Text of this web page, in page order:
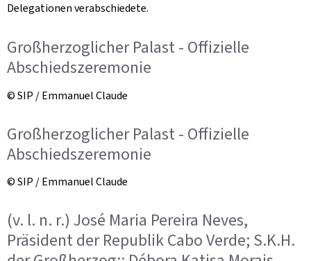
Delegationen verabschiedete.
Großherzoglicher Palast - Offizielle
Abschiedszeremonie
© SIP / Emmanuel Claude
Großherzoglicher Palast - Offizielle
Abschiedszeremonie
© SIP / Emmanuel Claude
(v. l. n. r.) José Maria Pereira Neves,
Präsident der Republik Cabo Verde; S.K.H.